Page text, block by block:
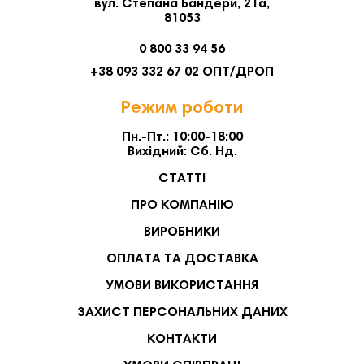
вул. Степана Бандери, 21а,
81053
0 800 33 94 56
+38 093 332 67 02 ОПТ/ДРОП
Режим роботи
Пн.-Пт.: 10:00-18:00
Вихідний: Сб. Нд.
СТАТТІ
ПРО КОМПАНІЮ
ВИРОБНИКИ
ОПЛАТА ТА ДОСТАВКА
УМОВИ ВИКОРИСТАННЯ
ЗАХИСТ ПЕРСОНАЛЬНИХ ДАНИХ
КОНТАКТИ